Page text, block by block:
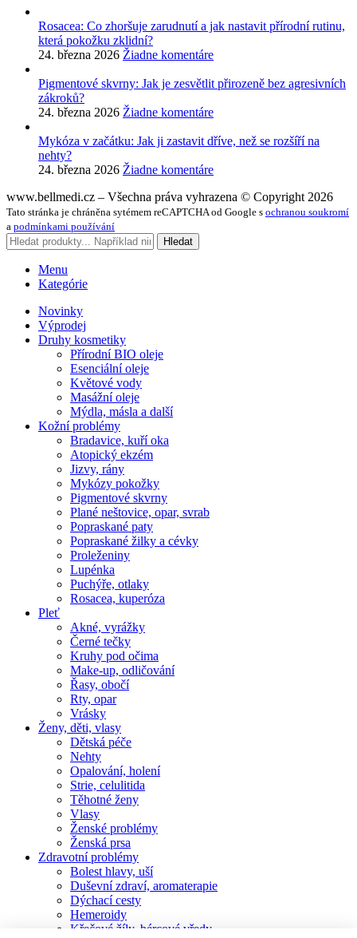
Rosacea: Co zhoršuje zarudnutí a jak nastavit přírodní rutinu,
která pokožku zklidní?
24. března 2026 Žiadne komentáre
Pigmentové skvrny: Jak je zesvětlit přirozeně bez agresivních
zákroků?
24. března 2026 Žiadne komentáre
Mykóza v začátku: Jak ji zastavit dříve, než se rozšíří na
nehty?
24. března 2026 Žiadne komentáre
www.bellmedi.cz – Všechna práva vyhrazena © Copyright 2026
Tato stránka je chráněna sytémem reCAPTCHA od Google s ochranou soukromí
a podmínkami používání
Hledat
Menu
Kategórie
Novinky
Výprodej
Druhy kosmetiky
Přírodní BIO oleje
Esenciální oleje
Květové vody
Masážní oleje
Mýdla, másla a další
Kožní problémy
Bradavice, kuří oka
Atopický ekzém
Jizvy, rány
Mykózy pokožky
Pigmentové skvrny
Plané neštovice, opar, svrab
Popraskané paty
Popraskané žilky a cévky
Proleženiny
Lupénka
Puchýře, otlaky
Rosacea, kuperóza
Pleť
Akné, vyrážky
Černé tečky
Kruhy pod očima
Make-up, odličování
Řasy, obočí
Rty, opar
Vrásky
Ženy, děti, vlasy
Dětská péče
Nehty
Opalování, holení
Strie, celulitida
Těhotné ženy
Vlasy
Ženské problémy
Ženská prsa
Zdravotní problémy
Bolest hlavy, uší
Duševní zdraví, aromaterapie
Dýchací cesty
Hemeroidy
Křečové žíly, bércové vředy